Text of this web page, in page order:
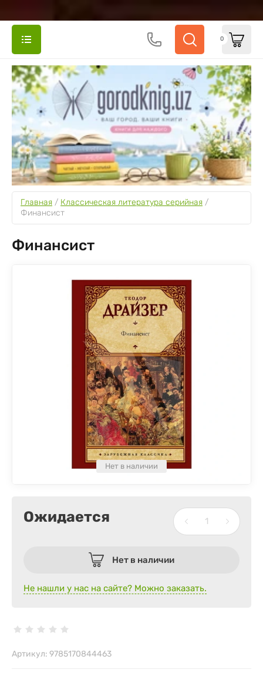
0
Главная / Классическая литература серийная
Финансист
Финансист
Нет в наличии
Ожидается
Нет в наличии
Не нашли у нас на сайте? Можно заказать.
Артикул: 9785170844463